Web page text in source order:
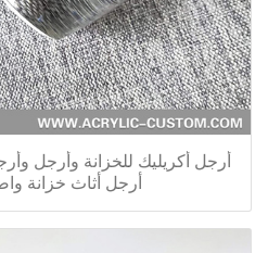
أرجل أكريليك للخزانة وأرجل
أرجل أثاث خزانة